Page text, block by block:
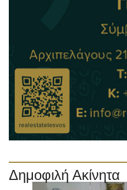
Δημοφιλή Ακίνητα